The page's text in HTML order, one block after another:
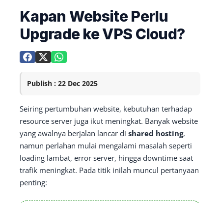
Kapan Website Perlu
Upgrade ke VPS Cloud?
Publish : 22 Dec 2025
Seiring pertumbuhan website, kebutuhan terhadap
resource server juga ikut meningkat. Banyak website
yang awalnya berjalan lancar di shared hosting,
namun perlahan mulai mengalami masalah seperti
loading lambat, error server, hingga downtime saat
trafik meningkat. Pada titik inilah muncul pertanyaan
penting: